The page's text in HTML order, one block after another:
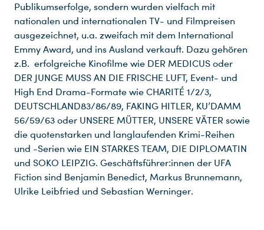
Publikumserfolge, sondern wurden vielfach mit
nationalen und internationalen TV- und Filmpreisen
ausgezeichnet, u.a. zweifach mit dem International
Emmy Award, und ins Ausland verkauft. Dazu gehören
z.B. erfolgreiche Kinofilme wie DER MEDICUS oder
DER JUNGE MUSS AN DIE FRISCHE LUFT, Event- und
High End Drama-Formate wie CHARITÉ 1/2/3,
DEUTSCHLAND83/86/89, FAKING HITLER, KU’DAMM
56/59/63 oder UNSERE MÜTTER, UNSERE VÄTER sowie
die quotenstarken und langlaufenden Krimi-Reihen
und -Serien wie EIN STARKES TEAM, DIE DIPLOMATIN
und SOKO LEIPZIG. Geschäftsführer:innen der UFA
Fiction sind Benjamin Benedict, Markus Brunnemann,
Ulrike Leibfried und Sebastian Werninger.